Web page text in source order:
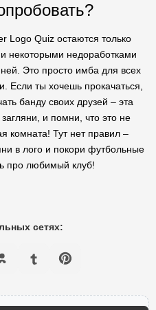
Logo Quiz остаются только
некоторыми недоработками
Это просто имба для всех
Если ты хочешь прокачаться,
банду своих друзей – эта
и помни, что это не
комната! Тут нет правил –
в лого и покори футбольные
про любимый клуб!
сетях: